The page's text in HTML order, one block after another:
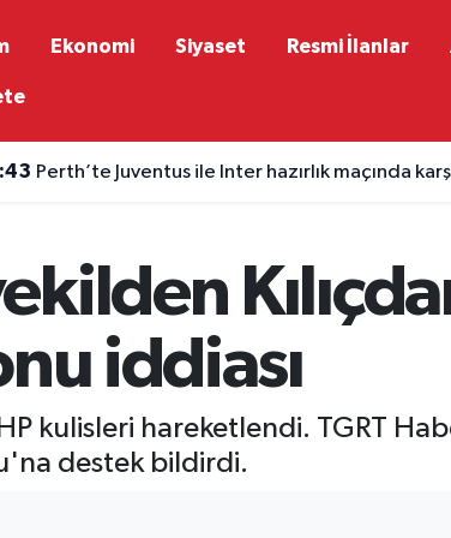
Ekonomi Siyaset Resmi İlanlar
Perth’te Juventus ile Inter hazırlık maçında
iddiası
kulisleri hareketlendi. TGRT
destek bildirdi.